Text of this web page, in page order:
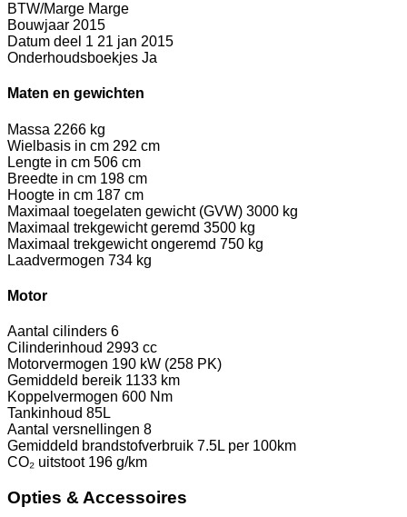
BTW/Marge Marge
Bouwjaar 2015
Datum deel 1 21 jan 2015
Onderhoudsboekjes Ja
Maten en gewichten
Massa 2266 kg
Wielbasis in cm 292 cm
Lengte in cm 506 cm
Breedte in cm 198 cm
Hoogte in cm 187 cm
Maximaal toegelaten gewicht (GVW) 3000 kg
Maximaal trekgewicht geremd 3500 kg
Maximaal trekgewicht ongeremd 750 kg
Laadvermogen 734 kg
Motor
Aantal cilinders 6
Cilinderinhoud 2993 cc
Motorvermogen 190 kW (258 PK)
Gemiddeld bereik 1133 km
Koppelvermogen 600 Nm
Tankinhoud 85L
Aantal versnellingen 8
Gemiddeld brandstofverbruik 7.5L per 100km
CO₂ uitstoot 196 g/km
Opties & Accessoires